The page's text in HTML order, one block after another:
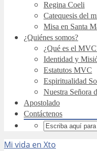
Regina Coeli
Catequesis del
Misa en Santa
¿Quiénes somos?
¿Qué es el
Identidad y
Estatutos MVC
Espiritualidad
Nuestra Señora
Apostolado
Contáctenos
Mi vida en Xto